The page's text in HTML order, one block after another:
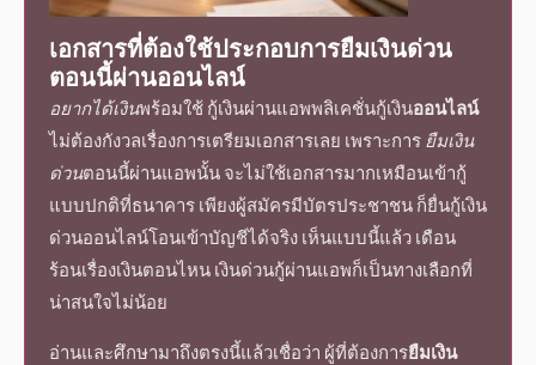
เอกสารที่ต้องใช้ประกอบการยืมเงินด่วน
ตอนนี้ผ่านออนไลน์
อยากได้เงินพร้อมใช้ กู้เงินผ่านแอพพลิเคชั่นกู้เงินออนไลน์
ไม่ต้องกังวลเรื่องการเตรียมเอกสารเลย เพราะการ ยืมเงิน
ด่วนตอนนี้ผ่านแอพนั้น จะไม่ใช้เอกสารมากเหมือนเข้ากู้
แบบปกติที่ธนาคาร เพียงผู้สมัครมีบัตรประชาชน ก็ยื่นกู้เงิน
ด่วนออนไลน์โอนเข้าบัญชีได้จริง เห็นแบบนี้แล้ว เดือน
ร้อนเรื่องเงินตอนไหน เงินด่วนกู้ผ่านแอพก็เป็นทางเลือกที่
น่าสนใจไม่น้อย
อ่านและศึกษามาถึงตรงนี้แล้วเชื่อว่า ผู้ที่ต้องการยืมเงิน